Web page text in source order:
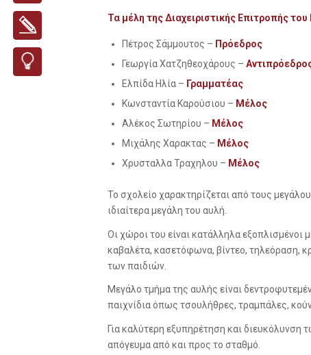
Τα μέλη της Διαχειριστικής Επιτροπής
Πέτρος Σάμμουτος – Πρόεδρος
Γεωργία Χατζηθεοχάρους –
Ελπίδα Ηλία – Γραμματέας
Κωνσταντία Καρούσιου – Μέλος
Αλέκος Σωτηρίου – Μέλος
Μιχάλης Χαρακτας – Μέλος
Χρυσταλλα Τραχηλου – Μέλος
Το σχολείο χαρακτηρίζεται από τους
ιδιαίτερα μεγάλη του αυλή.
Οι χώροι του είναι κατάλληλα εξοπλισμένοι
καβαλέτα, κασετόφωνα, βίντεο, τηλεόραση,
των παιδιών.
Μεγάλο τμήμα της αυλής είναι
παιχνίδια όπως τσουλήθρες, τραμπάλες,
Για καλύτερη εξυπηρέτηση και διευκόλυνση
απόγευμα από και προς το σταθμό.